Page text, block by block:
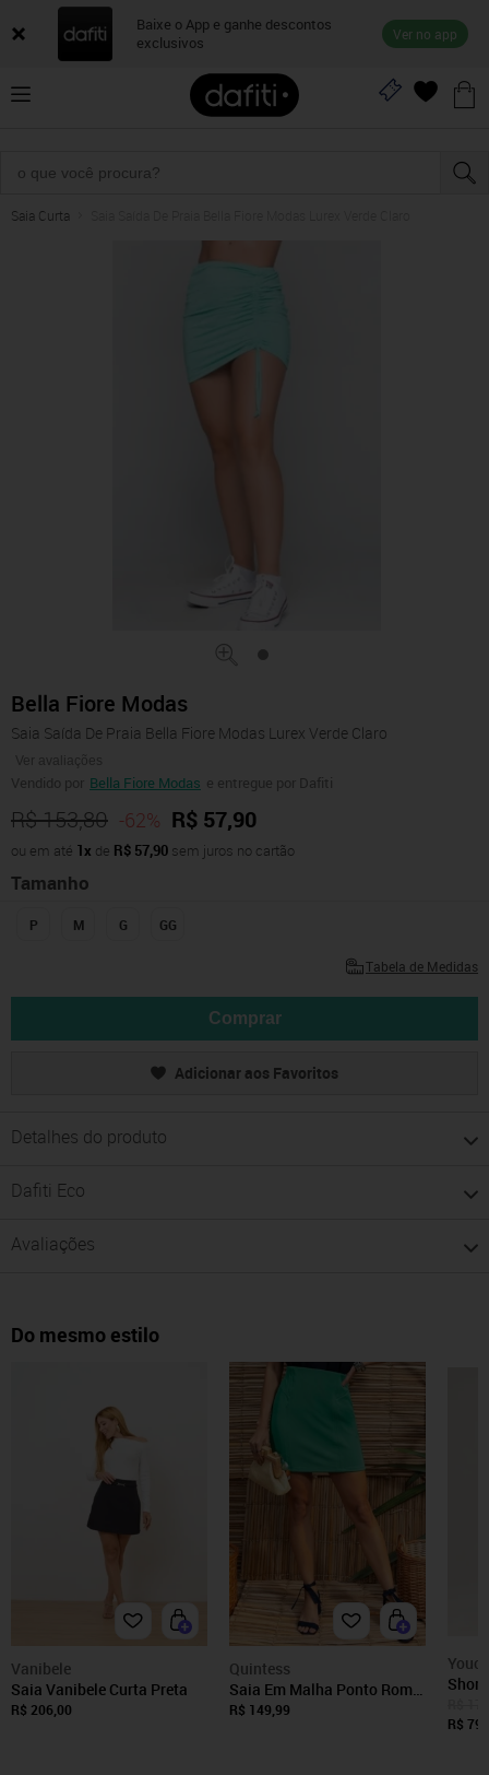
Baixe o App e ganhe descontos
exclusivos
Ver no app
Saia Curta
Bella Fiore Modas
Saia Saída De Praia Bella Fiore Modas Lurex Verde Claro
Ver avaliações
Vendido por Bella Fiore Modas e entregue por Dafiti
R$ 153,80 -62% R$ 57,90
ou em até 1x de R$ 57,90 sem juros no cartão
Tamanho
P M G GG
Tabela de Medidas
Comprar
Adicionar aos Favoritos
Detalhes do produto
Dafiti Eco
Avaliações
Do mesmo estilo
Vanibele
Saia Vanibele Curta Preta
R$ 206,00
Quintess
Saia Em Malha Ponto Roma
Sarjado Verde Quintess
R$ 149,99
Short
R$